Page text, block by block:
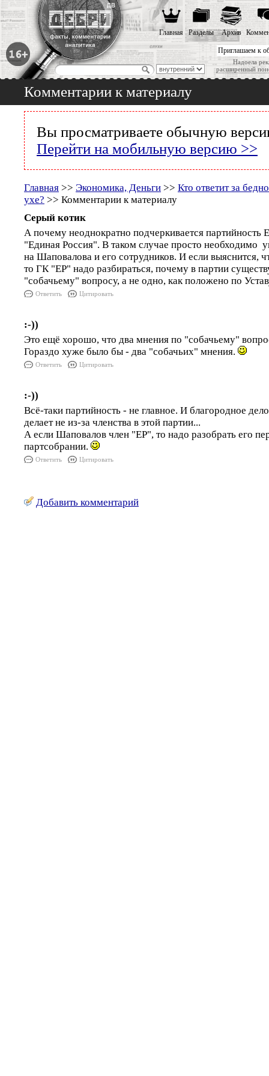
Приглашаем к
Надоела
расширенный
Главная Разделы Архив
Комментарии к материалу
Вы просматриваете обычную
Перейти на мобильную версию >>
Главная >> Экономика, Деньги >> Кто ответит за
ухе? >> Комментарии к материалу
Серый котик
А почему неоднократно подчеркивается
"Единая Россия". В таком случае просто необходимо
на Шаповалова и его сотрудников. И если выяснится,
то ГК "ЕР" надо разбираться, почему в партии
"собачьему" вопросу, а не одно, как положено по
Ответить Цитировать
:-))
Это ещё хорошо, что два мнения по "собачьему"
Гораздо хуже было бы - два "собачьих" мнения.
Ответить Цитировать
:-))
Всё-таки партийность - не главное. И благородное
делает не из-за членства в этой партии...
А если Шаповалов член "ЕР", то надо разобрать его
партсобрании.
Ответить Цитировать
Добавить комментарий